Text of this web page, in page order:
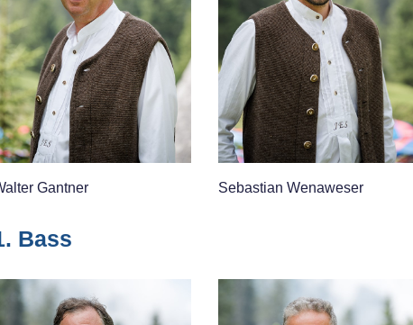
Gantner Sebastian Wenaweser
Bass